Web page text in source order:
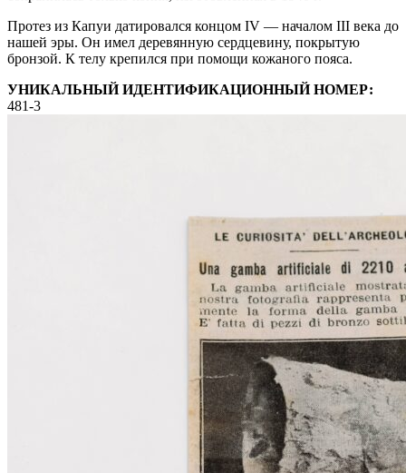
Протез из Капуи датировался концом IV — началом III века до
нашей эры. Он имел деревянную сердцевину, покрытую
бронзой. К телу крепился при помощи кожаного пояса.
УНИКАЛЬНЫЙ ИДЕНТИФИКАЦИОННЫЙ НОМЕР:
481-3